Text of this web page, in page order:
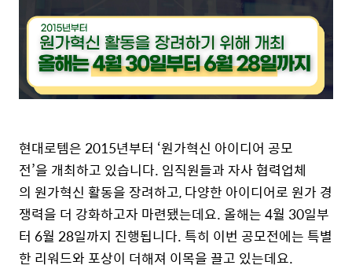
현대로템은 2015년부터 ‘원가혁신 아이디어 공모
전’을 개최하고 있습니다. 임직원들과 자사 협력업체
의 원가혁신 활동을 장려하고, 다양한 아이디어로 원가 경
쟁력을 더 강화하고자 마련됐는데요. 올해는 4월 30일부
터 6월 28일까지 진행됩니다. 특히 이번 공모전에는 특별
한 리워드와 포상이 더해져 이목을 끌고 있는데요.